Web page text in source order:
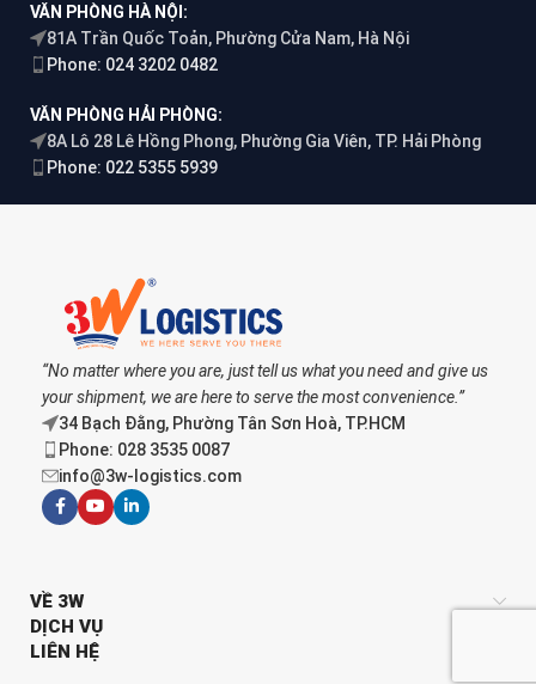
VĂN PHÒNG HÀ NỘI:
81A Trần Quốc Toản, Phường Cửa Nam, Hà Nội
Phone: 024 3202 0482
VĂN PHÒNG HẢI PHÒNG:
8A Lô 28 Lê Hồng Phong, Phường Gia Viên, TP. Hải Phòng
Phone: 022 5355 5939
“No matter where you are, just tell us what you need and give us
your shipment, we are here to serve the most convenience.”
34 Bạch Đằng, Phường Tân Sơn Hoà, TP.HCM
Phone: 028 3535 0087
info@3w-logistics.com
VỀ 3W
DỊCH VỤ
LIÊN HỆ